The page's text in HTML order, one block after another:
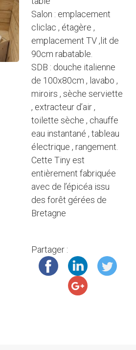
Salon : emplacement
cliclac , étagère ,
emplacement TV ,lit de
90cm rabatable.
SDB : douche italienne
de 100x80cm , lavabo ,
miroirs , sèche serviette
, extracteur d’air ,
toilette sèche , chauffe
eau instantané , tableau
électrique , rangement.
Cette Tiny est
entièrement fabriquée
avec de l’épicéa issu
des forêt gérées de
Bretagne
Partager :